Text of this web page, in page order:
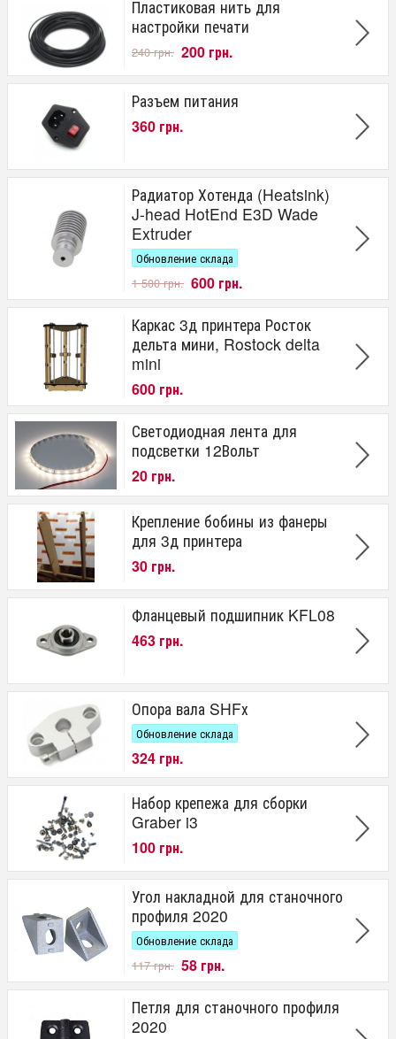
Пластиковая нить для
настройки печати
240 грн. 200 грн.
Разъем питания
360 грн.
Радиатор Хотенда (Heatsink)
J-head HotEnd E3D Wade
Extruder
Обновление склада
1 500 грн. 600 грн.
Каркас 3д принтера Росток
дельта мини, Rostock delta
mini
600 грн.
Светодиодная лента для
подсветки 12Вольт
20 грн.
Крепление бобины из фанеры
для 3д принтера
30 грн.
Фланцевый подшипник KFL08
463 грн.
Опора вала SHFх
Обновление склада
324 грн.
Набор крепежа для сборки
Graber i3
100 грн.
Угол накладной для станочного
профиля 2020
Обновление склада
117 грн. 58 грн.
Петля для станочного профиля
2020